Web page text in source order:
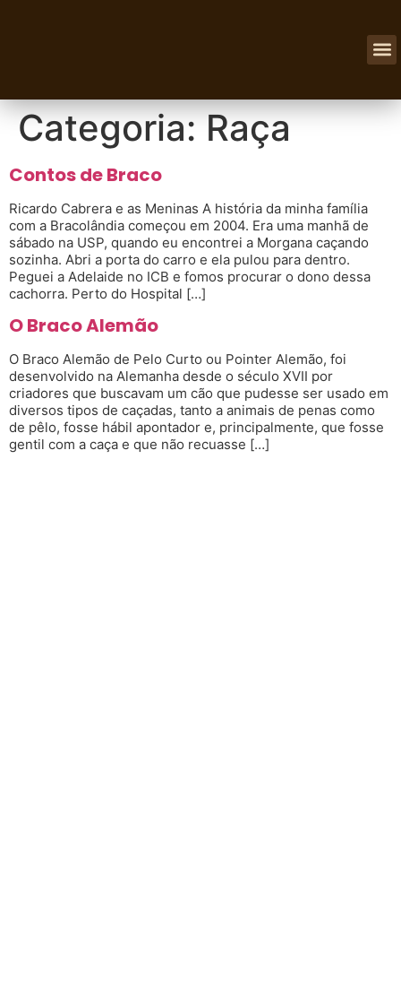
Categoria:Raça
Contos de Braco
Ricardo Cabrera e as Meninas A história da minha família
com a Bracolândia começou em 2004. Era uma manhã de
sábado na USP, quando eu encontrei a Morgana caçando
sozinha. Abri a porta do carro e ela pulou para dentro.
Peguei a Adelaide no ICB e fomos procurar o dono dessa
cachorra. Perto do Hospital […]
O Braco Alemão
O Braco Alemão de Pelo Curto ou Pointer Alemão, foi
desenvolvido na Alemanha desde o século XVII por
criadores que buscavam um cão que pudesse ser usado em
diversos tipos de caçadas, tanto a animais de penas como
de pêlo, fosse hábil apontador e, principalmente, que fosse
gentil com a caça e que não recuasse […]